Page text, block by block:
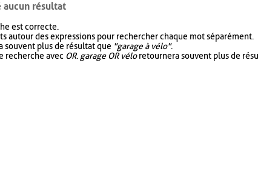
aucun résultat
est correcte.
autour des expressions pour rechercher chaque mot séparément.
souvent plus de résultat que "garage à vélo".
recherche avec OR. garage OR véloretournera souvent plus de